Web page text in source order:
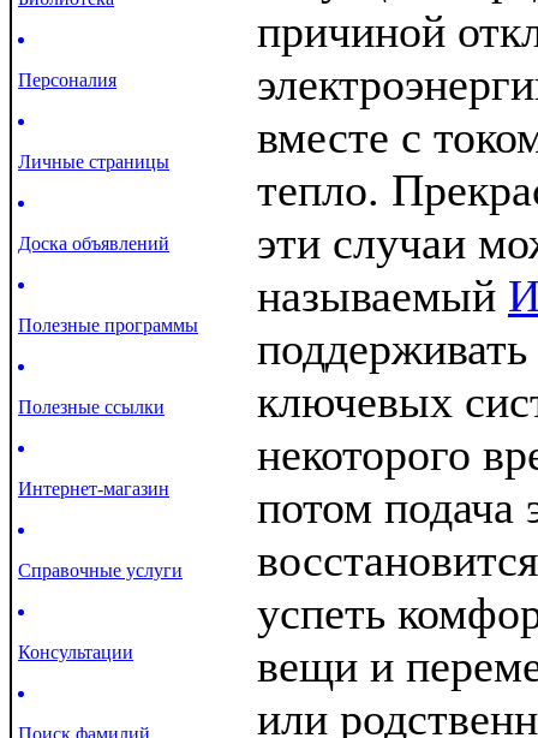
Персоналия
Личные страницы
Доска объявлений
Полезные программы
Полезные ссылки
Интернет-магазин
Справочные услуги
Консультации
Поиск фамилий
причиной
вместе с
тепло.
эти случаи
называемый
ключевых
некоторого
потом подача
успеть
вещи и
или